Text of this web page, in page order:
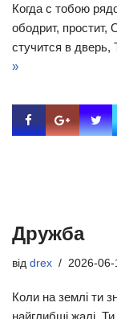
Когда с тобою
ободрит, простит,
стучится в
»
Дружба
від drex 2026-06-
Коли на землі ти